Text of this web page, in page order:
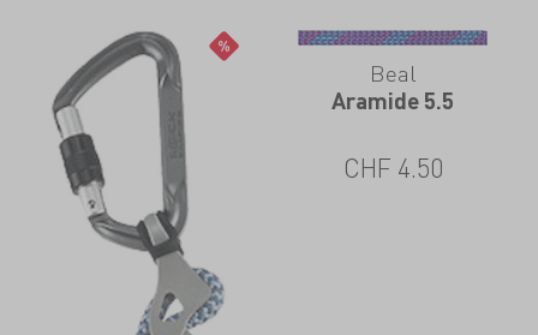
Beal
Aramide 5.5
CHF 4.50